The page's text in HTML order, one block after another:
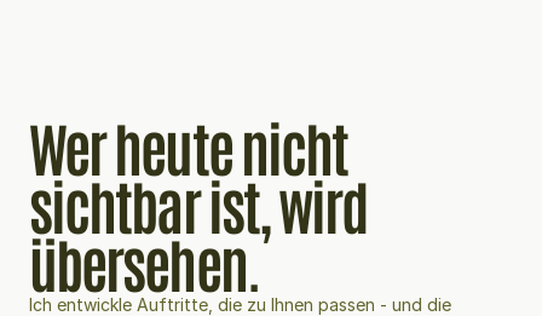
Wer heute nicht
sichtbar ist, wird
übersehen.
Ich entwickle Auftritte, die zu Ihnen passen - und die